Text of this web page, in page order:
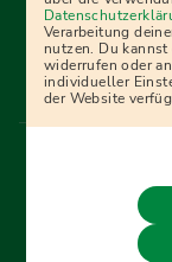
Menü Fußleiste
Impressum
Partner
© 2026
Verarbeitung
nutzen. Du
widerrufen oder
individueller
der Website